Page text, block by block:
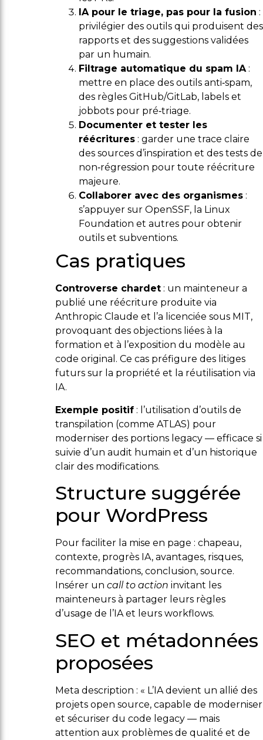
IA pour le triage, pas pour la fusion :
privilégier des outils qui produisent des
rapports et des suggestions validées
par un humain.
Filtrage automatique du spam IA:
mettre en place des outils anti‑spam,
des règles GitHub/GitLab, labels et
jobbots pour pré‑triage.
Documenter et tester les
réécritures : garder une trace claire
des sources d’inspiration et des tests de
non‑régression pour toute réécriture
majeure.
Collaborer avec des organismes :
s’appuyer sur OpenSSF, la Linux
Foundation et autres pour obtenir
outils et subventions.
Cas pratiques
Controverse chardet : un mainteneur a
publié une réécriture produite via
Anthropic Claude et l’a licenciée sous MIT,
provoquant des objections liées à la
formation et à l’exposition du modèle au
code original. Ce cas préfigure des litiges
futurs sur la propriété et la réutilisation via
IA.
Exemple positif : l’utilisation d’outils de
transpilation (comme ATLAS) pour
moderniser des portions legacy — efficace si
suivie d’un audit humain et d’un historique
clair des modifications.
Structure suggérée
pour WordPress
Pour faciliter la mise en page : chapeau,
contexte, progrès IA, avantages, risques,
recommandations, conclusion, source.
Insérer un call to action invitant les
mainteneurs à partager leurs règles
d’usage de l’IA et leurs workflows.
SEO et métadonnées
proposées
Meta description : « L’IA devient un allié des
projets open source, capable de moderniser
et sécuriser du code legacy — mais
attention aux problèmes de qualité et de